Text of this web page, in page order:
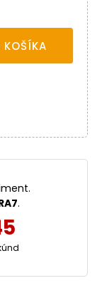
KOŠÍKA
.